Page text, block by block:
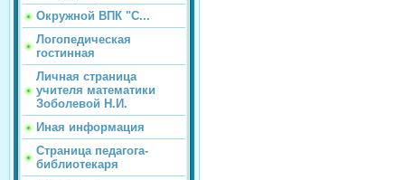
Окружной ВПК "С...
Логопедическая
гостинная
Личная страница
учителя математики
Зоболевой Н.И.
Иная информация
Страница педагога-
библиотекаря